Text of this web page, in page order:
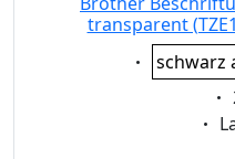
transparent
Eigenschaft:
schwarz